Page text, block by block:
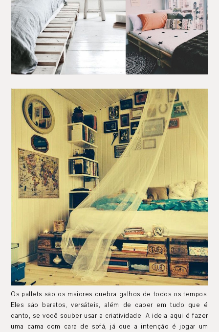
Os pallets são os maiores quebra galhos de todos os tempos.
Eles são baratos, versáteis, além de caber em tudo que é
canto, se você souber usar a criatividade. A ideia aqui é fazer
uma cama com cara de sofá, já que a intenção é jogar um